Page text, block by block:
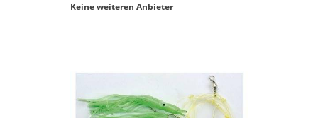
Keine weiteren Anbieter